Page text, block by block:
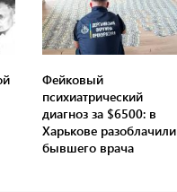
Фейковый
психиатрический
диагноз за $6500: в
Харькове разоблачили
бывшего врача